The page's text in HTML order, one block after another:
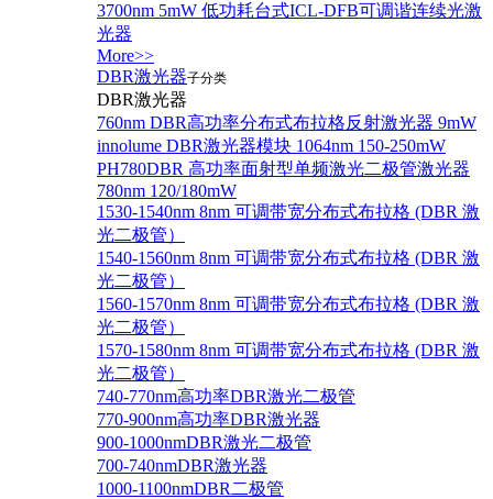
3700nm 5mW 低功耗台式ICL-DFB可调谐连续光激
光器
More>>
DBR激光器子分类
DBR激光器
760nm DBR高功率分布式布拉格反射激光器 9mW
innolume DBR激光器模块 1064nm 150-250mW
PH780DBR 高功率面射型单频激光二极管激光器
780nm 120/180mW
1530-1540nm 8nm 可调带宽分布式布拉格 (DBR 激
光二极管）
1540-1560nm 8nm 可调带宽分布式布拉格 (DBR 激
光二极管）
1560-1570nm 8nm 可调带宽分布式布拉格 (DBR 激
光二极管）
1570-1580nm 8nm 可调带宽分布式布拉格 (DBR 激
光二极管）
740-770nm高功率DBR激光二极管
770-900nm高功率DBR激光器
900-1000nmDBR激光二极管
700-740nmDBR激光器
1000-1100nmDBR二极管